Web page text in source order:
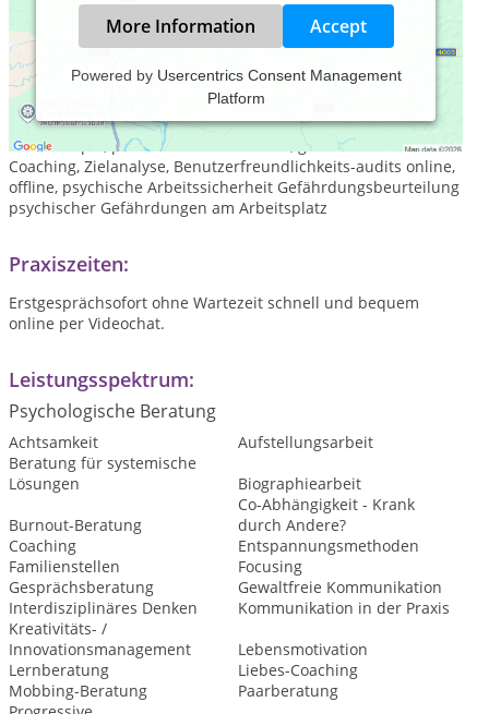
More Information Accept
Powered by Usercentrics Consent Management
Platform
Psychologische Beratung, Mediation, Konfliktmanagement,
Streitschlichtung, Trennungscoaching, Eheberatung,
Paartherapie, privates und berufliches, geschäftliches
Coaching, Zielanalyse, Benutzerfreundlichkeits-audits online,
offline, psychische Arbeitssicherheit Gefährdungsbeurteilung
psychischer Gefährdungen am Arbeitsplatz
Praxiszeiten:
Erstgesprächsofort ohne Wartezeit schnell und bequem
online per Videochat.
Leistungsspektrum:
Psychologische Beratung
Achtsamkeit
Aufstellungsarbeit
Beratung für systemische
Lösungen
Biographiearbeit
Burnout-Beratung
Co-Abhängigkeit - Krank
durch Andere?
Coaching
Entspannungsmethoden
Familienstellen
Focusing
Gesprächsberatung
Gewaltfreie Kommunikation
Interdisziplinäres Denken
Kommunikation in der Praxis
Kreativitäts- /
Innovationsmanagement
Lebensmotivation
Lernberatung
Liebes-Coaching
Mobbing-Beratung
Paarberatung